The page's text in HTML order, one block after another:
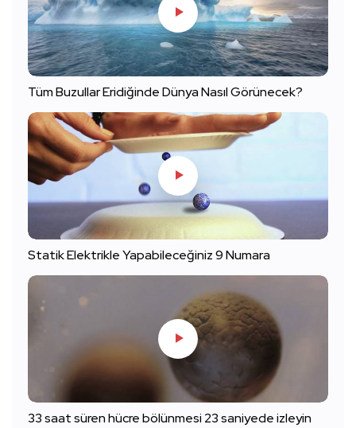
Tüm Buzullar Eridiğinde Dünya Nasıl Görünecek?
Statik Elektrikle Yapabileceğiniz 9 Numara
33 saat süren hücre bölünmesi 23 saniyede izleyin